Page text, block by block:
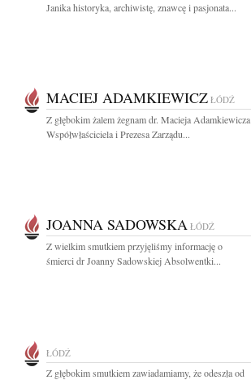
Janika historyka, archiwistę, znawcę i pasjonata...
MACIEJ ADAMKIEWICZ ŁÓDŹ
Z głębokim żalem żegnam dr. Macieja Adamkiewicza
Współwłaściciela i Prezesa Zarządu...
JOANNA SADOWSKA ŁÓDŹ
Z wielkim smutkiem przyjęliśmy informację o
śmierci dr Joanny Sadowskiej Absolwentki...
ŁÓDŹ
Z głębokim smutkiem zawiadamiamy, że odeszła od